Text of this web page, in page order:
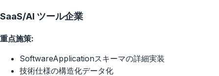
SaaS/AI ツール企業
重点施策:
SoftwareApplicationスキーマの詳細実装
技術仕様の構造化データ化